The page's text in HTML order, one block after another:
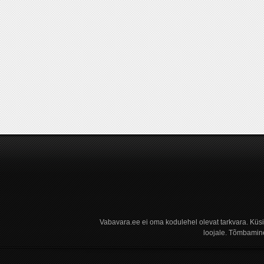
Vabavara.ee ei oma kodulehel olevat tarkvara.
loojale.